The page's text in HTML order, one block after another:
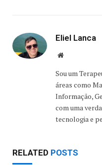
Eliel Lanca
Website
Sou um
áreas como
Informação,
com uma
tecnologia e
RELATED POSTS